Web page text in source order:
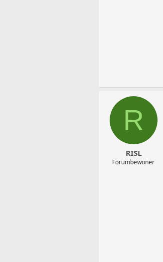
R
RISL
Forumbewoner